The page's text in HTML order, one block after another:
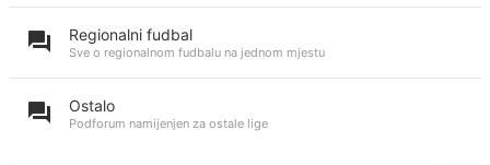
Regionalni fudbal
Sve o regionalnom fudbalu na jednom mjestu
Ostalo
Podforum namijenjen za ostale lige